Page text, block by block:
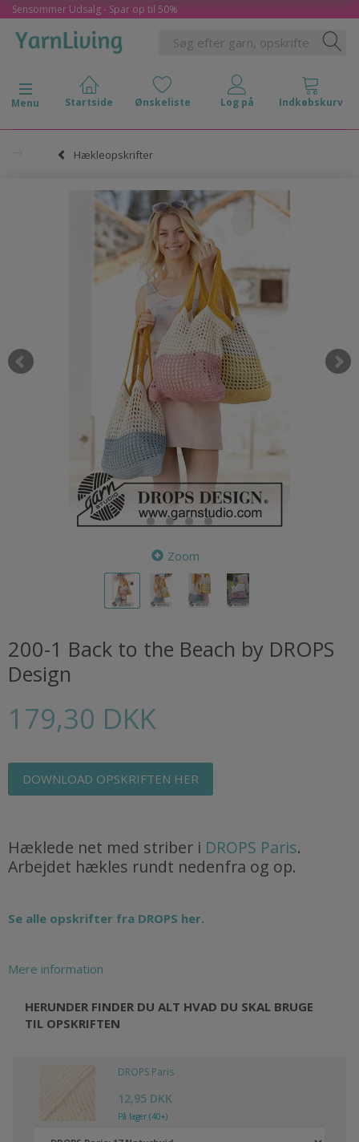
Sensommer Udsalg - Spar op til 50%
Skifte navigation
Menu
Hækleopskrifter
Zoom
200-1 Back to the Beach by DROPS
Design
179,30 DKK
DOWNLOAD OPSKRIFTEN HER
Hæklede net med striber i DROPS Paris.
Arbejdet hækles rundt nedenfra og op.
Se alle opskrifter fra DROPS her.
Mere information
HERUNDER FINDER DU ALT HVAD DU SKAL BRUGE
TIL OPSKRIFTEN
DROPS Paris
12,95 DKK
På lager (40+)